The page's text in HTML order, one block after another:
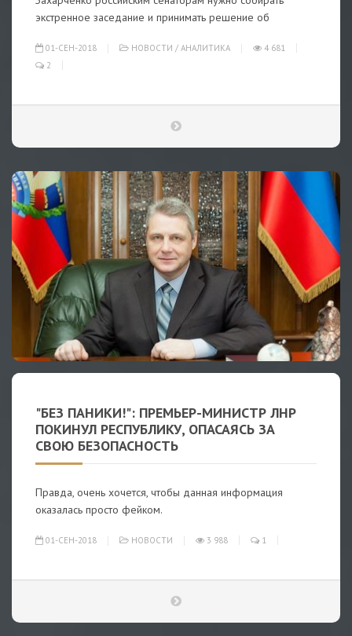
экстренное заседание и принимать решение об
01-СЕН-2018 НОВОСТИ / АНАЛИТИКА
4 681
2
"БЕЗ ПАНИКИ!": ПРЕМЬЕР-МИНИСТР ЛНР
ПОКИНУЛ РЕСПУБЛИКУ, ОПАСАЯСЬ ЗА
СВОЮ БЕЗОПАСНОСТЬ
Правда, очень хочется, чтобы данная информация
оказалась просто фейком.
01-СЕН-2018 НОВОСТИ 3 988 1